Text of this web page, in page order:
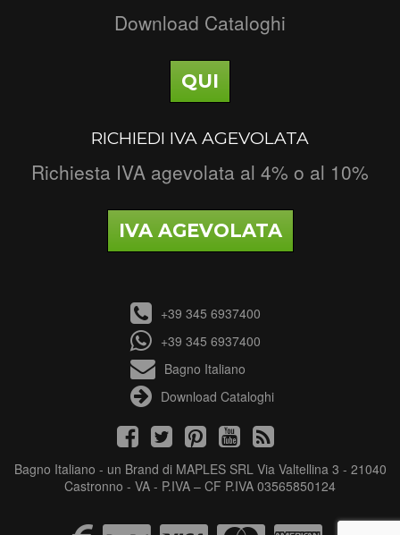
Download Cataloghi
QUI
RICHIEDI IVA AGEVOLATA
Richiesta IVA agevolata al 4% o al 10%
IVA AGEVOLATA
+39 345 6937400
+39 345 6937400
Bagno Italiano
Download Cataloghi
Bagno Italiano - un Brand di MAPLES SRL Via Valtellina 3 - 21040
Castronno - VA - P.IVA – CF P.IVA 03565850124